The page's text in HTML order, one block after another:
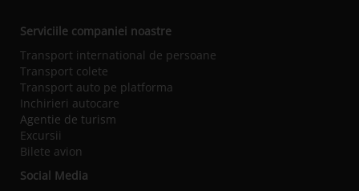
Serviciile companiei noastre
Transport international de persoane
Transport colete
Transport auto pe platforma
Inchirieri autocare
Agentie de turism
Excursii
Bilete avion
Social Media